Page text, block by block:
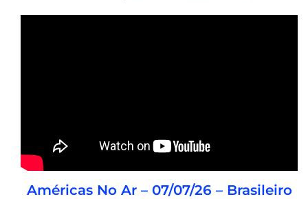
Américas No Ar – 07/07/26 – Brasileiro